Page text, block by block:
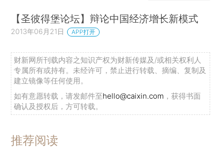
【圣彼得堡论坛】辩论中国经济增长新模式
2013年06月21日 APP打开
财新网所刊载内容之知识产权为财新传媒及/或相关权利人
专属所有或持有。未经许可，禁止进行转载、摘编、复制及
建立镜像等任何使用。
如有意愿转载，请发邮件至hello@caixin.com ，获得书面
确认及授权后，方可转载。
推荐阅读